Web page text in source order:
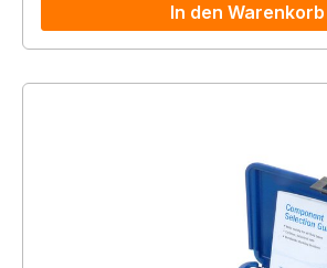
In den Warenkorb